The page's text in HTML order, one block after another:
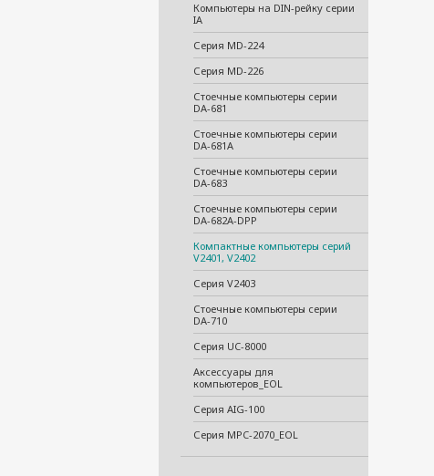
Компьютеры на DIN-рейку серии
IA
Серия MD-224
Серия MD-226
Стоечные компьютеры серии
DA-681
Стоечные компьютеры серии
DA-681A
Стоечные компьютеры серии
DA-683
Стоечные компьютеры серии
DA-682A-DPP
Компактные компьютеры серий
V2401, V2402
Серия V2403
Стоечные компьютеры серии
DA-710
Серия UC-8000
Аксессуары для
компьютеров_EOL
Серия AIG-100
Серия MPC-2070_EOL